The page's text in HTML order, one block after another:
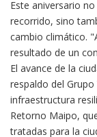
Este aniversario
recorrido, sino
cambio climático.
resultado de un
El avance de la
respaldo del
infraestructura
Retorno Maipo,
tratadas para la